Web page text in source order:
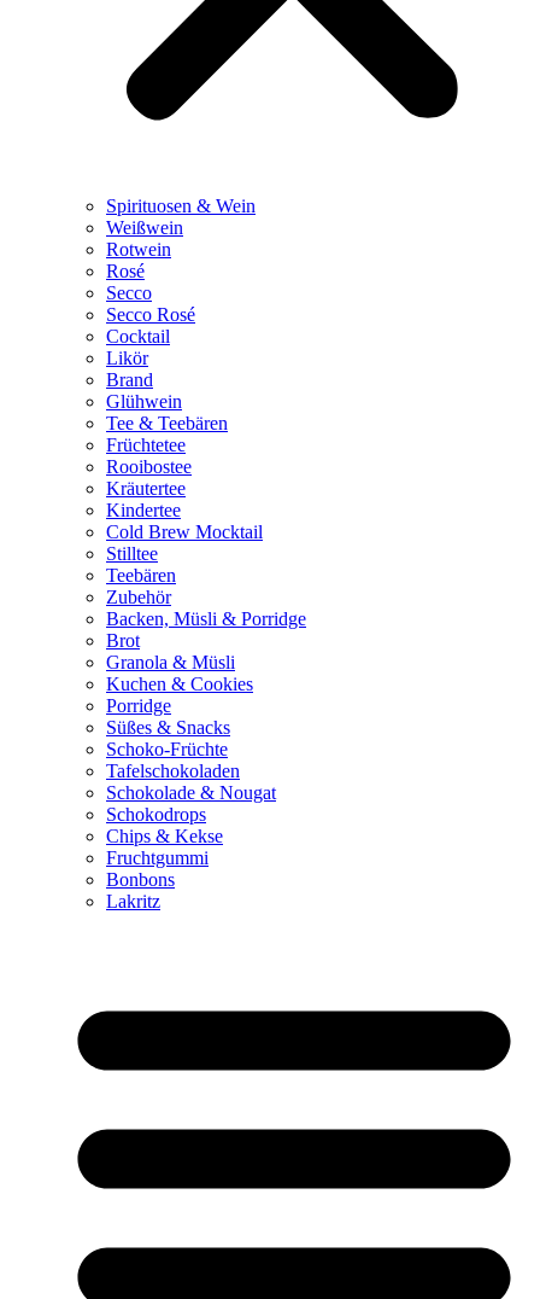
Spirituosen & Wein
Weißwein
Rotwein
Rosé
Secco
Secco Rosé
Cocktail
Likör
Brand
Glühwein
Tee & Teebären
Früchtetee
Rooibostee
Kräutertee
Kindertee
Cold Brew Mocktail
Stilltee
Teebären
Zubehör
Backen, Müsli & Porridge
Brot
Granola & Müsli
Kuchen & Cookies
Porridge
Süßes & Snacks
Schoko-Früchte
Tafelschokoladen
Schokolade & Nougat
Schokodrops
Chips & Kekse
Fruchtgummi
Bonbons
Lakritz